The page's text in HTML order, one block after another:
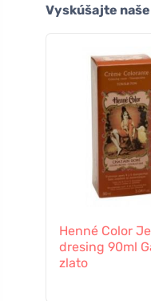
Vyskúšajte
Henné Color
dresing 90ml
zlato